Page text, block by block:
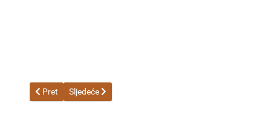
Prethodni članak: 15-22 Odluka o izboru najpovoljnijeg
Pret Sljedeći članak: 13-22 Odluka o izboru najpovoljnijeg
Sljedeće